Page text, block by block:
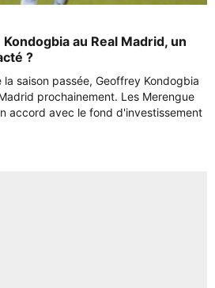
au Real Madrid, un
?
la saison passée, Geoffrey Kondogbia
prochainement. Les Merengue
accord avec le fond d'investissement